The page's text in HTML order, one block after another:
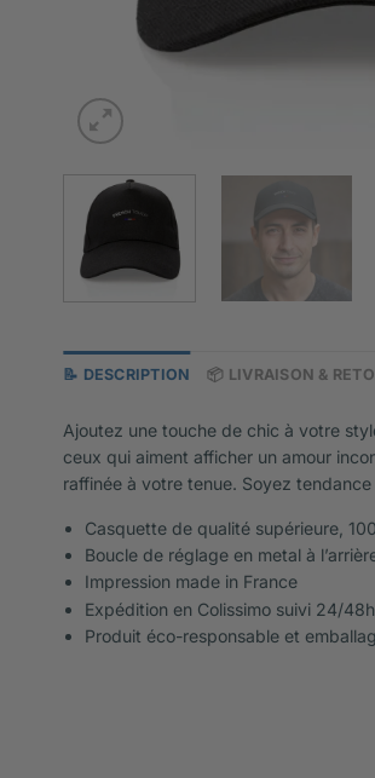
📝 DESCRIPTION 📦 LIVRAISON &
Ajoutez une touche de chic à votre
ceux qui aiment afficher un amour
raffinée à votre tenue. Soyez
Casquette de qualité supérieure,
Boucle de réglage en metal à
Impression made in France
Expédition en Colissimo suivi 24/48h
Produit éco-responsable et